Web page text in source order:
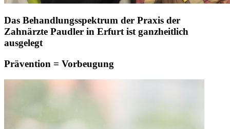
Das Behandlungsspektrum der Praxis der
Zahnärzte Paudler in Erfurt ist ganzheitlich
ausgelegt
Prävention = Vorbeugung